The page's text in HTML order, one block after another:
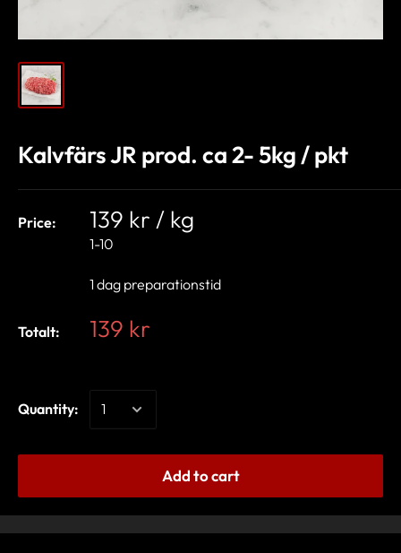
Kalvfärs JR prod. ca 2- 5kg / pkt
Price: 139 kr / kg
1-10
1 dag preparationstid
Totalt: 139 kr
Quantity:
Add to cart